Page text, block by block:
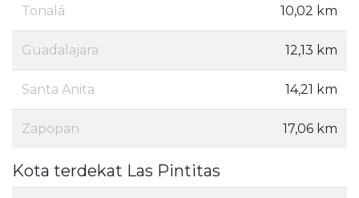
Tonalá 10,02 km
Guadalajara 12,13 km
Santa Anita 14,21 km
Zapopan 17,06 km
Kota terdekat Las Pintitas